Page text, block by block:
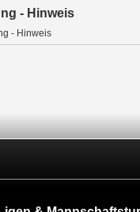
- Hinweis
- Hinweis